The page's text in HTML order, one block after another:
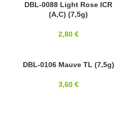
8/0DBL-0088 Light Rose ICR
(A,C) (7,5g)
2,80 €
8/0DBL-0106 Mauve TL (7,5g)
3,60 €